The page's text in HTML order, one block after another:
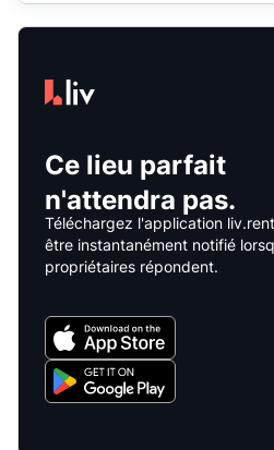
Ce lieu parfait
n'attendra pas.
Téléchargez l'application
être instantanément notifié
propriétaires répondent.